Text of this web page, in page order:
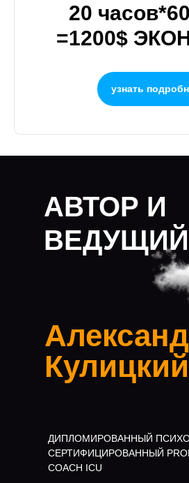
20
=1200$
узнать
ДИПЛОМИРОВАННЫЙ
СЕРТИФИЦИРОВАННЫЙ
COACH ICU
Кулицкий
АВТОР И
ВЕДУЩИЙ